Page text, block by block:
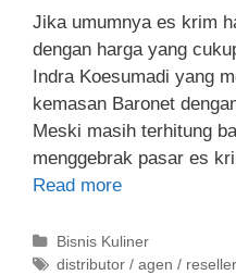
Jika umumnya es krim
dengan harga yang
Indra Koesumadi yang
kemasan Baronet
Meski masih terhitung
menggebrak pasar es
Read more
C
a
Bisnis Kuliner
T
distributor / agen / reseller